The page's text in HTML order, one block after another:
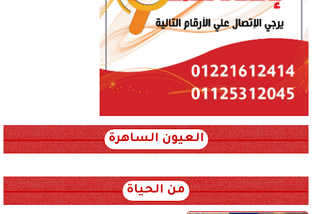
العيون الساهرة
من الحياة